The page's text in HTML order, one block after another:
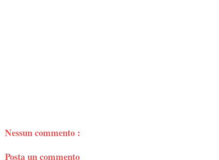
Nessun commento :
Posta un commento